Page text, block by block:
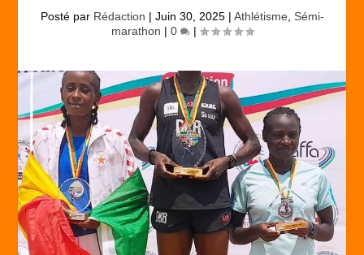
Posté par Rédaction | Juin 30, 2025| Athlétisme
Sémi-
marathon | 0 |